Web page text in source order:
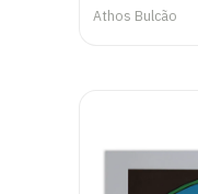
Athos Bulcão